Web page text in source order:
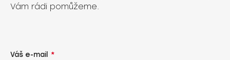
Vám rádi pomůžeme.
Váš e-mail